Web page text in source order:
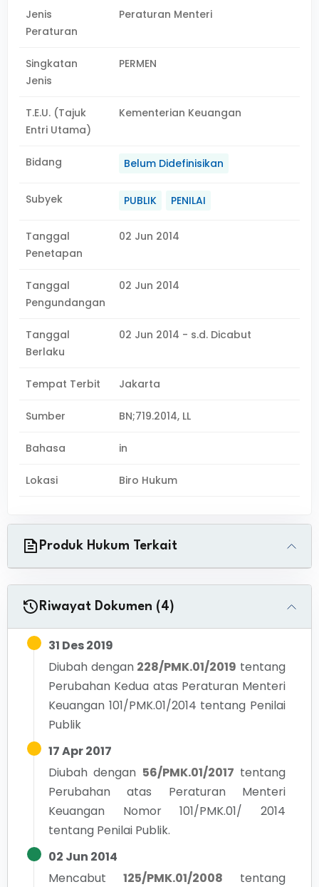
Jenis
Peraturan
Peraturan Menteri
Singkatan
Jenis
PERMEN
T.E.U. (Tajuk
Entri Utama)
Kementerian Keuangan
Bidang Belum Didefinisikan
Subyek PUBLIK PENILAI
Tanggal
Penetapan
02 Jun 2014
Tanggal
Pengundangan
02 Jun 2014
Tanggal
Berlaku
02 Jun 2014 - s.d. Dicabut
Tempat Terbit Jakarta
Sumber BN;719.2014, LL
Bahasa in
Lokasi Biro Hukum
Produk Hukum Terkait
Riwayat Dokumen (4)
31 Des 2019
Diubah dengan 228/PMK.01/2019 tentang
Perubahan Kedua atas Peraturan Menteri
Keuangan 101/PMK.01/2014 tentang Penilai
Publik
17 Apr 2017
Diubah dengan 56/PMK.01/2017 tentang
Perubahan atas Peraturan Menteri
Keuangan Nomor 101/PMK.01/ 2014
tentang Penilai Publik.
02 Jun 2014
Mencabut
125/PMK.01/2008
tentang